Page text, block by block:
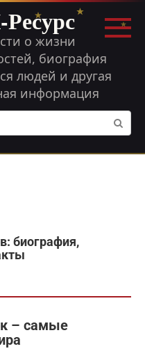
о жизни
биография
людей и другая
информация
биография,
– самые